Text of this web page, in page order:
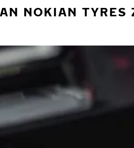
NOKIAN TYRES